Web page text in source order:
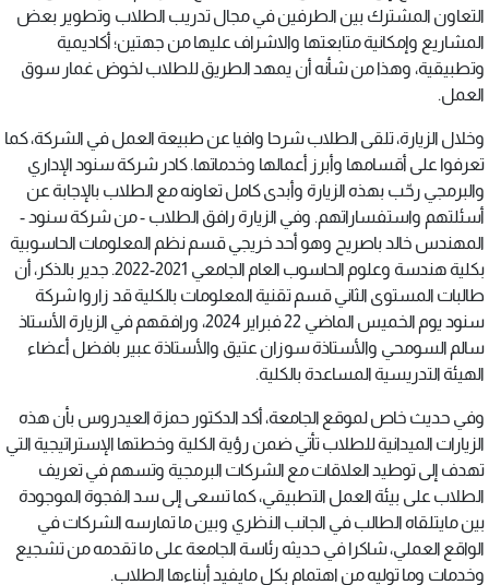
التعاون المشترك بين الطرفين في مجال تدريب الطلاب وتطوير بعض
المشاريع وإمكانية متابعتها والاشراف عليها من جهتين؛ أكاديمية
وتطبيقية، وهذا من شأنه أن يمهد الطريق للطلاب لخوض غمار سوق
العمل.
وخلال الزيارة، تلقى الطلاب شرحا وافيا عن طبيعة العمل في الشركة، كما
تعرفوا على أقسامها وأبرز أعمالها وخدماتها. كادر شركة سنود الإداري
والبرمجي رحّب بهذه الزيارة وأبدى كامل تعاونه مع الطلاب بالإجابة عن
أسئلتهم واستفساراتهم. وفي الزيارة رافق الطلاب - من شركة سنود -
المهندس خالد باصريح وهو أحد خريجي قسم نظم المعلومات الحاسوبية
بكلية هندسة وعلوم الحاسوب العام الجامعي 2021-2022. جدير بالذكر، أن
طالبات المستوى الثاني قسم تقنية المعلومات بالكلية قد زاروا شركة
سنود يوم الخميس الماضي 22 فبراير 2024، ورافقهم في الزيارة الأستاذ
سالم السومحي والأستاذة سوزان عتيق والأستاذة عبير بافضل أعضاء
الهيئة التدريسية المساعدة بالكلية.
وفي حديث خاص لموقع الجامعة، أكد الدكتور حمزة العيدروس بأن هذه
الزيارات الميدانية للطلاب تأتي ضمن رؤية الكلية وخطتها الإستراتيجية التي
تهدف إلى توطيد العلاقات مع الشركات البرمجية وتسهم في تعريف
الطلاب على بيئة العمل التطبيقي، كما تسعى إلى سد الفجوة الموجودة
بين مايتلقاه الطالب في الجانب النظري وبين ما تمارسه الشركات في
الواقع العملي، شاكرا في حديثه رئاسة الجامعة على ما تقدمه من تشجيع
وخدمات وما توليه من اهتمام بكل مايفيد أبناءها الطلاب.